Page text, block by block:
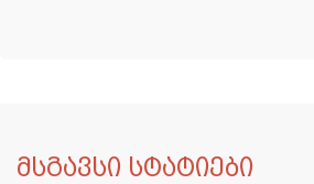
მსგავსი სტატიები